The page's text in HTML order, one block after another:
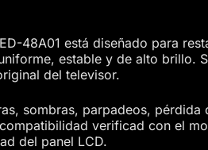
48A01 está diseñado para
estable y de alto brillo.
del televisor.
sombras, parpadeos, pérdida
verificad con el
del panel LCD.